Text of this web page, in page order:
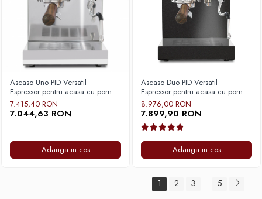
Ascaso Uno PID Versatil –
Espressor pentru acasa cu pompa
vibranta, Thermoblock si control
PID pentru stabilitate termica si
extractie precisa – Inox cu Lemn
7.415,40 RON
7.044,63 RON
Adauga in cos
Ascaso Duo PID Versatil –
Espressor pentru acasa cu pompa
vibranta, Dual Thermoblock si
control PID pentru stabilitate
termica si extractie precisa –
Negru cu lemn
8.976,00 RON
7.899,90 RON
Adauga in cos
1 2 3 ... 5